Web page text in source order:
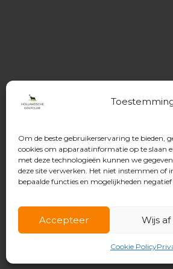
Om de beste gebruikerservaring te bieden,
cookies om apparaatinformatie op te slaan
met deze technologieën kunnen we
deze site verwerken. Het niet instemmen
bepaalde functies en mogelijkheden
Accepteer Wijs af
Cookie Policy
© 2026 Hollandsche Golfclub